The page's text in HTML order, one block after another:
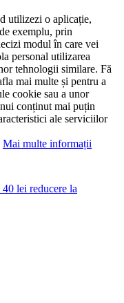
utilizezi o aplicație,
exemplu, prin
modul în care vei
personal utilizarea
tehnologii similare. Fă
mai multe și pentru a
cookie sau a unor
conținut mai puțin
ale serviciilor
Mai multe informații
lei reducere la